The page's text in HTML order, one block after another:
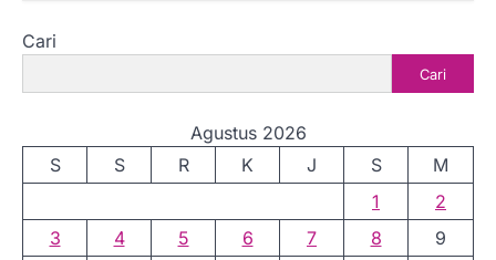
Cari
Cari
Agustus 2026
S
S R K J S
M
1
2
3
4 5 6 7 8
9